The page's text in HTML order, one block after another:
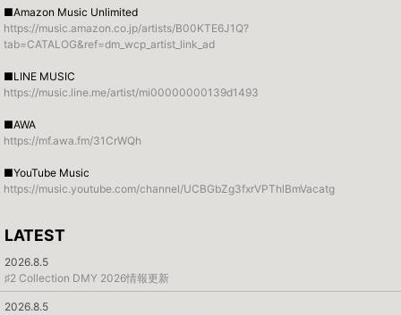
■Amazon Music Unlimited
https://music.amazon.co.jp/artists/B00KTE6J1Q?
tab=CATALOG&ref=dm_wcp_artist_link_ad
■LINE MUSIC
https://music.line.me/artist/mi00000000139d1493
■AWA
https://mf.awa.fm/31CrWQh
■YouTube Music
https://music.youtube.com/channel/UCBGbZg3fxrVPThlBmVacatg
LATEST
2026.8.5
♯2 Collection DMY 2026情報更新
2026.8.5